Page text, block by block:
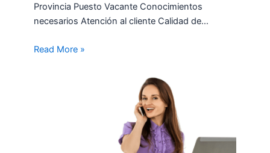
Provincia Puesto Vacante Conocimientos
necesarios Atención al cliente Calidad de…
Read More »